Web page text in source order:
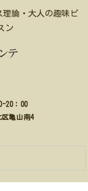
理論・大人の趣味ピ
ン
20：00
区亀山南4